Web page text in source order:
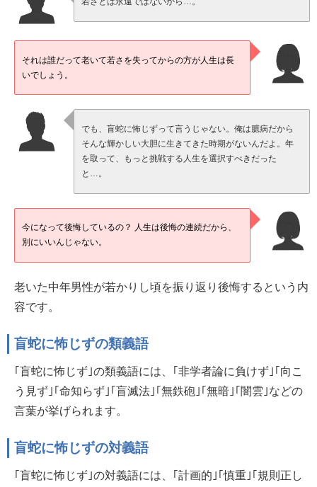
それは誰だって老いて若さを失ってからの方が人生は長
いでしょう。
でも、盲蛇に怖じずって言うじゃない。俺は臆病だから
そんな輝かしい大胆に生きてきた時期がないんだよ。年
を取って、もっと挑戦する人生を選択すべきだった
と…。
今になって後悔しているの？ 人生は後悔の連続だから、
別にいいんじゃない。
老いた中年男性が若かりし頃を振り返り後悔するという内
容です。
盲蛇に怖じずの類義語
｢盲蛇に怖じず｣の類義語には、｢非学者論に負けず｣｢向こ
う見ず｣｢命知らず｣｢盲滅法｣｢無鉄砲｣｢無暗｣｢闇雲｣などの
言葉が挙げられます。
盲蛇に怖じずの対義語
｢盲蛇に怖じず｣の対義語には、｢計画的｣｢慎重｣｢規則正し